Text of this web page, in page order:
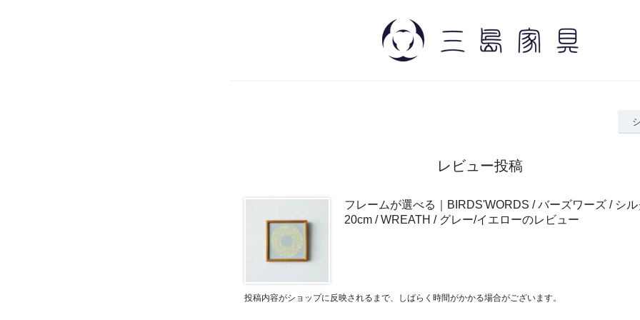
レビュー投稿
フレームが選べる｜BIRDS'WORDS / バーズワーズ / シ
20cm / WREATH / グレー/イエローのレビュー
投稿内容がショップに反映されるまで、しばらく時間がかかる場合がございます。